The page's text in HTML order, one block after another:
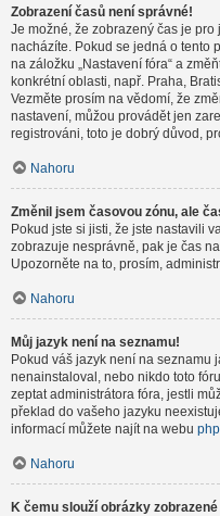
Zobrazení časů není správné!
Je možné, že zobrazený čas je
nacházíte. Pokud se jedná o tento
na záložku „Nastavení fóra“ a
konkrétní oblasti, např. Praha,
Vezměte prosím na vědomí, že
nastavení, můžou provádět jen
registrováni, toto je dobrý důvod,
Nahoru
Změnil jsem časovou zónu, ale
Pokud jste si jisti, že jste nastavili
zobrazuje nesprávně, pak je čas
Upozorněte na to, prosím,
Nahoru
Můj jazyk není na seznamu!
Pokud váš jazyk není na seznamu
nenainstaloval, nebo nikdo toto
zeptat administrátora fóra, jestli
překlad do vašeho jazyku
informací můžete najít na webu
Nahoru
K čemu slouží obrázky